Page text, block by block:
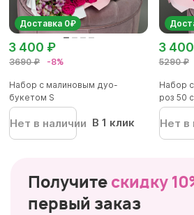
Доставка 0₽
3690 ₽ -8%
3 400 ₽
Набор с малиновым дуо-
букетом S
Нет в наличии В 1 клик
5290 ₽
3
Набор
роз 50
Нет в
Получите скидку
первый заказ